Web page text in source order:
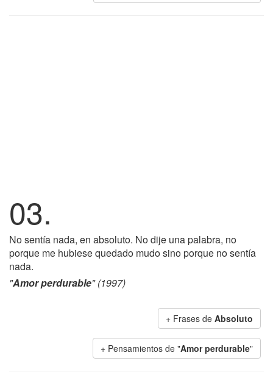
03.
No sentía nada, en absoluto. No dije una palabra, no
porque me hubiese quedado mudo sino porque no sentía
nada.
"Amor perdurable" (1997)
+ Frases de Absoluto
+ Pensamientos de "Amor perdurable"